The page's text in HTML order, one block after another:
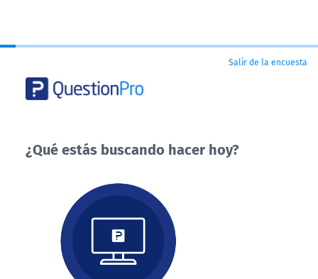
Salir de la encuesta
¿Qué estás buscando hacer hoy?
buscando
hacer